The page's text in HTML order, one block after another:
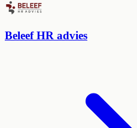
Beleef HR advies